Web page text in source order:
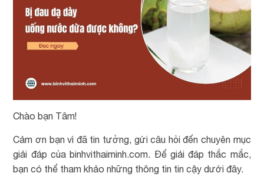
Chào bạn Tâm!
Cảm ơn bạn vì đã tin tưởng, gửi câu hỏi đến chuyên mục
giải đáp của binhvithaiminh.com. Để giải đáp thắc mắc,
bạn có thể tham khảo những thông tin tin cậy dưới đây.